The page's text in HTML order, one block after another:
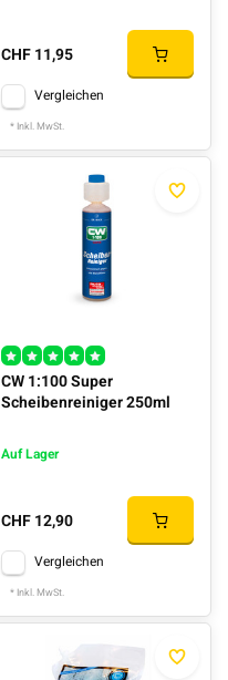
CHF 11,95
Vergleichen
* Inkl. MwSt.
CW 1:100 Super
Scheibenreiniger 250ml
Auf Lager
CHF 12,90
Vergleichen
* Inkl. MwSt.